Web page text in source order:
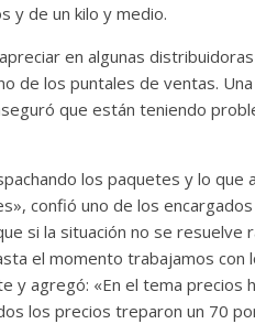
y de un kilo y medio.
en algunas
de los puntales de ventas.
que están teniendo
los paquetes y lo
confió uno de los
si la situación no se resuelve
el momento trabajamos
y agregó: «En el tema precios
los precios treparon un 70